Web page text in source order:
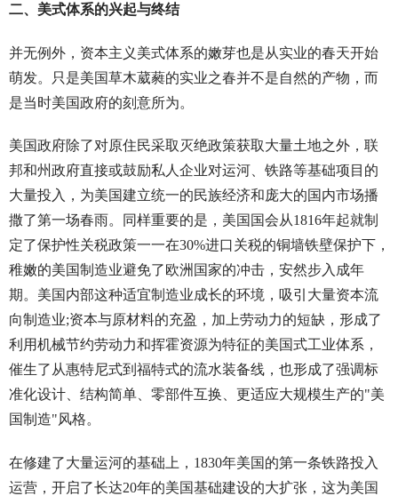
二、美式体系的兴起与终结
并无例外，资本主义美式体系的嫩芽也是从实业的春天开始
萌发。只是美国草木葳蕤的实业之春并不是自然的产物，而
是当时美国政府的刻意所为。
美国政府除了对原住民采取灭绝政策获取大量土地之外，联
邦和州政府直接或鼓励私人企业对运河、铁路等基础项目的
大量投入，为美国建立统一的民族经济和庞大的国内市场播
撒了第一场春雨。同样重要的是，美国国会从1816年起就制
定了保护性关税政策一一在30%进口关税的铜墙铁壁保护下，
稚嫩的美国制造业避免了欧洲国家的冲击，安然步入成年
期。美国内部这种适宜制造业成长的环境，吸引大量资本流
向制造业;资本与原材料的充盈，加上劳动力的短缺，形成了
利用机械节约劳动力和挥霍资源为特征的美国式工业体系，
催生了从惠特尼式到福特式的流水装备线，也形成了强调标
准化设计、结构简单、零部件互换、更适应大规模生产的"美
国制造"风格。
在修建了大量运河的基础上，1830年美国的第一条铁路投入
运营，开启了长达20年的美国基础建设的大扩张，这为美国